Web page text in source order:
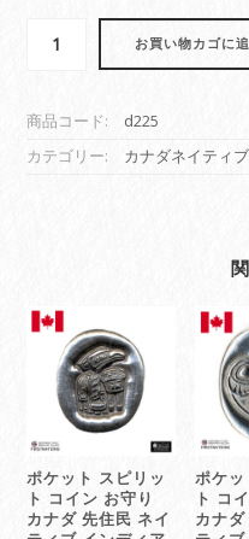
透
明
ッ
カ
ダ
住
民
お買い物カゴに
商品コード:
d225
カテゴリー:
カナダネイティ
ポケット スピリッ
ト コイン お守り
カナダ 先住民 ネイ
ポケッ
ト コ
カナダ